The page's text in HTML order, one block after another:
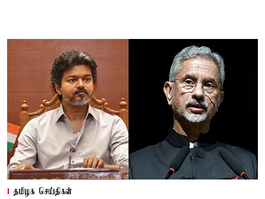
தமிழக செய்திகள்